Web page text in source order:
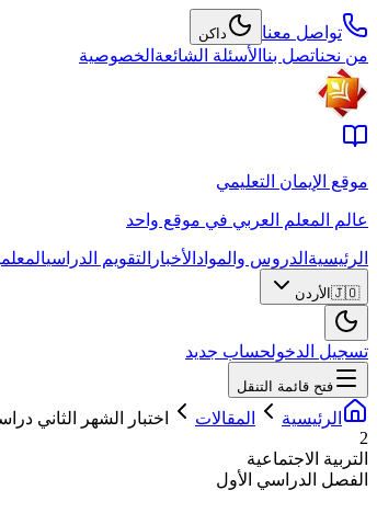
تواصل معنا داكن
من نحناتصل بنا الأسئلة الشائعة الخصوصية
موقع الإيمان التعليمي
عالم المعلم العربي في موقع واحد
الرئيسية الدروس والمواد الأخبار التقويم الدراسي
🇯🇴 الأردن
تسجيل الدخولحساب جديد
فتح قائمة التنقل
الرئيسية المقالات
اختبار الشهر الثاني
2
التربية الاجتماعية
الفصل الدراسي الأول